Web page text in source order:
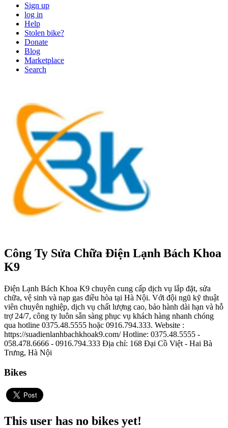
Sign up
log in
Help
Stolen bike?
Donate
Blog
Marketplace
Search
Công Ty Sửa Chữa Điện Lạnh Bách Khoa
K9
Điện Lạnh Bách Khoa K9 chuyên cung cấp dịch vụ lắp đặt, sửa
chữa, vệ sinh và nạp gas điều hòa tại Hà Nội. Với đội ngũ kỹ thuật
viên chuyên nghiệp, dịch vụ chất lượng cao, bảo hành dài hạn và hỗ
trợ 24/7, công ty luôn sẵn sàng phục vụ khách hàng nhanh chóng
qua hotline 0375.48.5555 hoặc 0916.794.333. Website :
https://suadienlanhbachkhoak9.com/ Hotline: 0375.48.5555 -
058.478.6666 - 0916.794.333 Địa chỉ: 168 Đại Cồ Việt - Hai Bà
Trưng, Hà Nội
Bikes
This user has no bikes yet!